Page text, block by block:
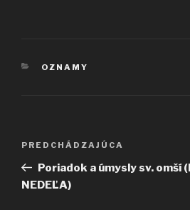
KATEGÓRIE
OZNAMY
Navigácia
článku
Predchádzajúci
článok
PREDCHÁDZAJÚCA
Poriadok a úmysly sv. omší
NEDEĽA)